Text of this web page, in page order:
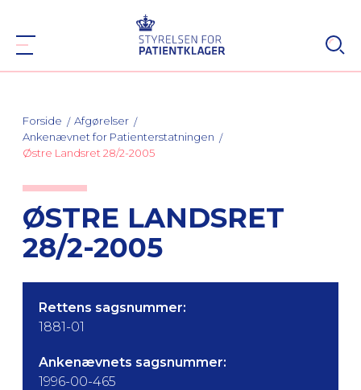
Forside
Afgørelser
Ankenævnet for Patienterstatningen
Østre Landsret 28/2-2005
ØSTRE LANDSRET
28/2-2005
Rettens sagsnummer:
1881-01
Ankenævnets sagsnummer:
1996-00-465